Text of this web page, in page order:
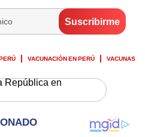
VACUNACIÓN EN PERÚ VACUNAS
República en